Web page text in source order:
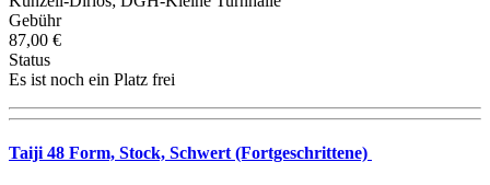
Gebühr
87,00 €
Status
Es ist noch ein Platz frei
Taiji 48 Form, Stock, Schwert (Fortgeschrittene)